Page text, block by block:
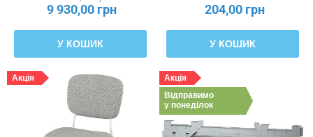
9 930,00 грн
У КОШИК
204,00 грн
У КОШИК
Акція
Акція
Відправимо
у понеділок